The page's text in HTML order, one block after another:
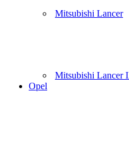
Mitsubishi Lancer
Mitsubishi
Opel